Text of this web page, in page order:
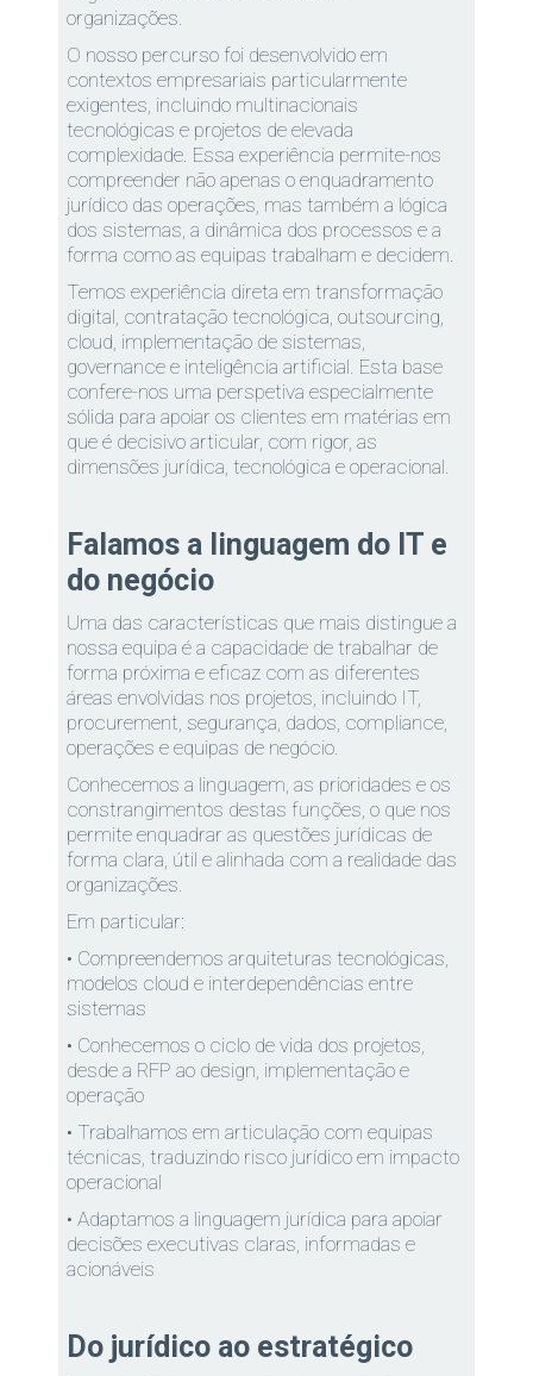
organizações.
O nosso percurso foi desenvolvido em
contextos empresariais particularmente
exigentes, incluindo multinacionais
tecnológicas e projetos de elevada
complexidade. Essa experiência permite-nos
compreender não apenas o enquadramento
jurídico das operações, mas também a lógica
dos sistemas, a dinâmica dos processos e a
forma como as equipas trabalham e decidem.
Temos experiência direta em transformação
digital, contratação tecnológica, outsourcing,
cloud, implementação de sistemas,
governance e inteligência artificial. Esta base
confere-nos uma perspetiva especialmente
sólida para apoiar os clientes em matérias em
que é decisivo articular, com rigor, as
dimensões jurídica, tecnológica e operacional.
Falamos a linguagem do IT e
do negócio
Uma das características que mais distingue a
nossa equipa é a capacidade de trabalhar de
forma próxima e eficaz com as diferentes
áreas envolvidas nos projetos, incluindo IT,
procurement, segurança, dados, compliance,
operações e equipas de negócio.
Conhecemos a linguagem, as prioridades e os
constrangimentos destas funções, o que nos
permite enquadrar as questões jurídicas de
forma clara, útil e alinhada com a realidade das
organizações.
Em particular:
• Compreendemos arquiteturas tecnológicas,
modelos cloud e interdependências entre
sistemas
• Conhecemos o ciclo de vida dos projetos,
desde a RFP ao design, implementação e
operação
• Trabalhamos em articulação com equipas
técnicas, traduzindo risco jurídico em impacto
operacional
• Adaptamos a linguagem jurídica para apoiar
decisões executivas claras, informadas e
acionáveis
Do jurídico ao estratégico